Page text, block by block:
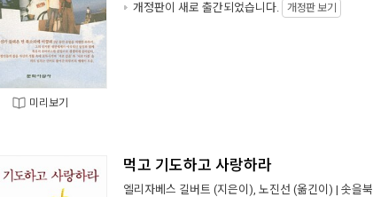
미리보기
개정판이 새로 출간되었습니다. 개정판 보기
먹고 기도하고 사랑하라
엘리자베스 길버트 (지은이), 노진선 (옮긴이) | 솟을북